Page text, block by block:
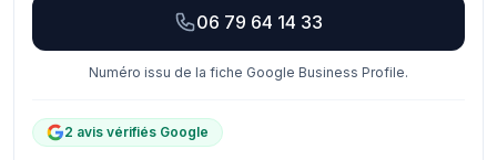
06 79 64 14 33
Numéro issu de la fiche Google Business Profile.
2 avis vérifiés Google